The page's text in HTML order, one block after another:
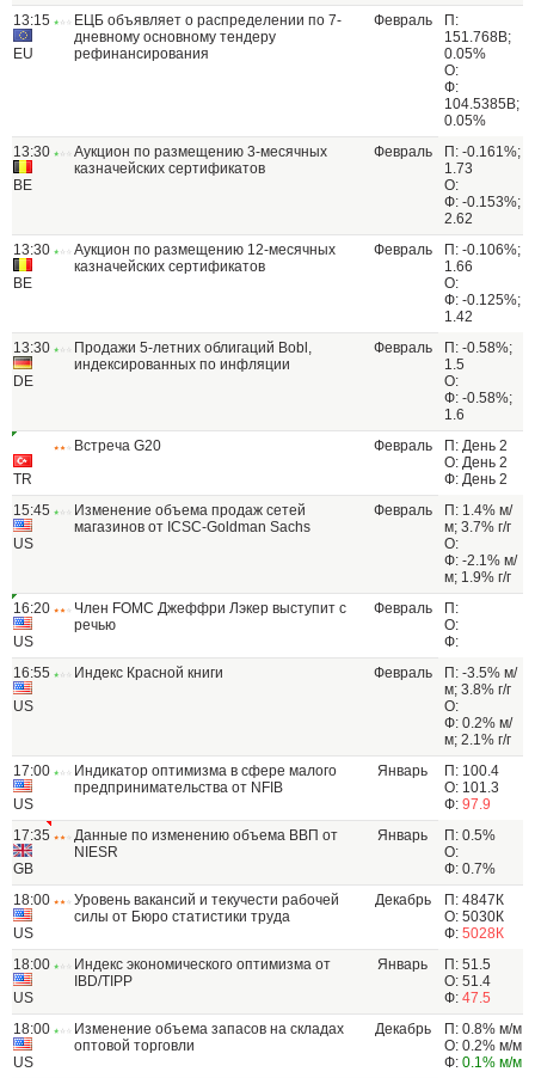
13:15
EU
ЕЦБ объявляет о распределении по 7-
дневному основному тендеру
рефинансирования
Февраль
П:
151.768В;
0.05%
О:
Ф:
104.5385B;
0.05%
13:30
BE
Аукцион по размещению 3-месячных
казначейских сертификатов
Февраль
П: -0.161%;
1.73
О:
Ф: -0.153%;
2.62
13:30
BE
Аукцион по размещению 12-месячных
казначейских сертификатов
Февраль
П: -0.106%;
1.66
О:
Ф: -0.125%;
1.42
13:30
DE
Продажи 5-летних облигаций Bobl,
индексированных по инфляции
Февраль
П: -0.58%;
1.5
О:
Ф: -0.58%;
1.6
TR
Встреча G20 Февраль
П: День 2
О: День 2
Ф: День 2
15:45
US
Изменение объема продаж сетей
магазинов от ICSC-Goldman Sachs
Февраль
П: 1.4% м/
м; 3.7% г/г
О:
Ф: -2.1% м/
м; 1.9% г/г
16:20
US
Член FOMC Джеффри Лэкер выступит с
речью
Февраль
П:
О:
Ф:
16:55
US
Индекс Красной книги Февраль
П: -3.5% м/
м; 3.8% г/г
О:
Ф: 0.2% м/
м; 2.1% г/г
17:00
US
Индикатор оптимизма в сфере малого
предпринимательства от NFIB
Январь
П: 100.4
О: 101.3
Ф: 97.9
17:35
GB
Данные по изменению объема ВВП от
NIESR
Январь
П: 0.5%
О:
Ф: 0.7%
18:00
US
Уровень вакансий и текучести рабочей
силы от Бюро статистики труда
Декабрь
П: 4847К
О: 5030К
Ф: 5028К
18:00
US
Индекс экономического оптимизма от
IBD/TIPP
Январь
П: 51.5
О: 51.4
Ф: 47.5
18:00
US
Изменение объема запасов на складах
оптовой торговли
Декабрь
П: 0.8% м/м
О: 0.2% м/м
Ф: 0.1% м/м